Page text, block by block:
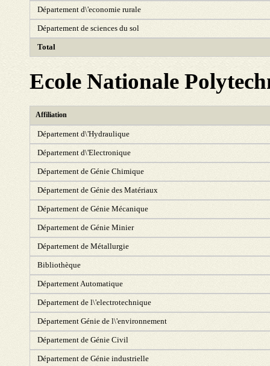
Département d\'economie rurale
Département de sciences du sol
Total
Ecole Nationale
Affiliation
Département d\'Hydraulique
Département d\'Electronique
Département de Génie Chimique
Département de Génie des Matériaux
Département de Génie Mécanique
Département de Génie Minier
Département de Métallurgie
Bibliothèque
Département Automatique
Département de l\'electrotechnique
Département Génie de l\'environnement
Département de Génie Civil
Département de Génie industrielle